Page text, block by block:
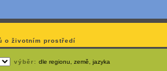
o životním prostředí
výběr: dle regionu, země, jazyka